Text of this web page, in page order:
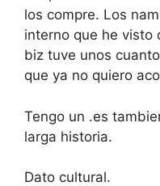
los compre. Los
interno que he
biz tuve unos
que ya no quiero
Tengo un .es
larga historia.
Dato cultural.